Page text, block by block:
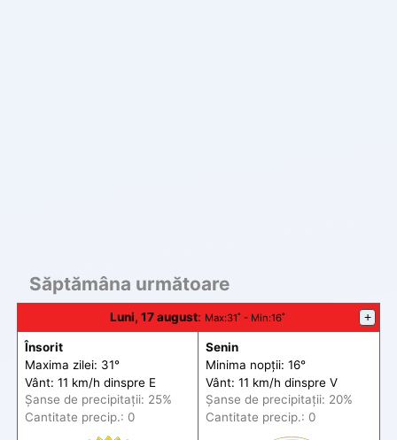
Săptămâna următoare
Luni, 17 august: Max:31˚ - Min:16˚ +
Însorit
Maxima zilei: 31°
Vânt: 11 km/h dinspre E
Șanse de precipitații: 25%
Cantitate precip.: 0
Senin
Minima nopții: 16°
Vânt: 11 km/h dinspre V
Șanse de precipitații: 20%
Cantitate precip.: 0